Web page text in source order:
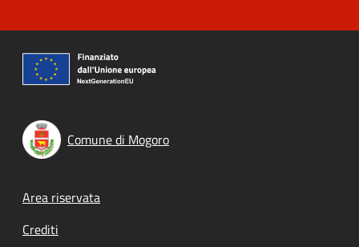
Comune di Mogoro
Footer menu
Area riservata
Crediti